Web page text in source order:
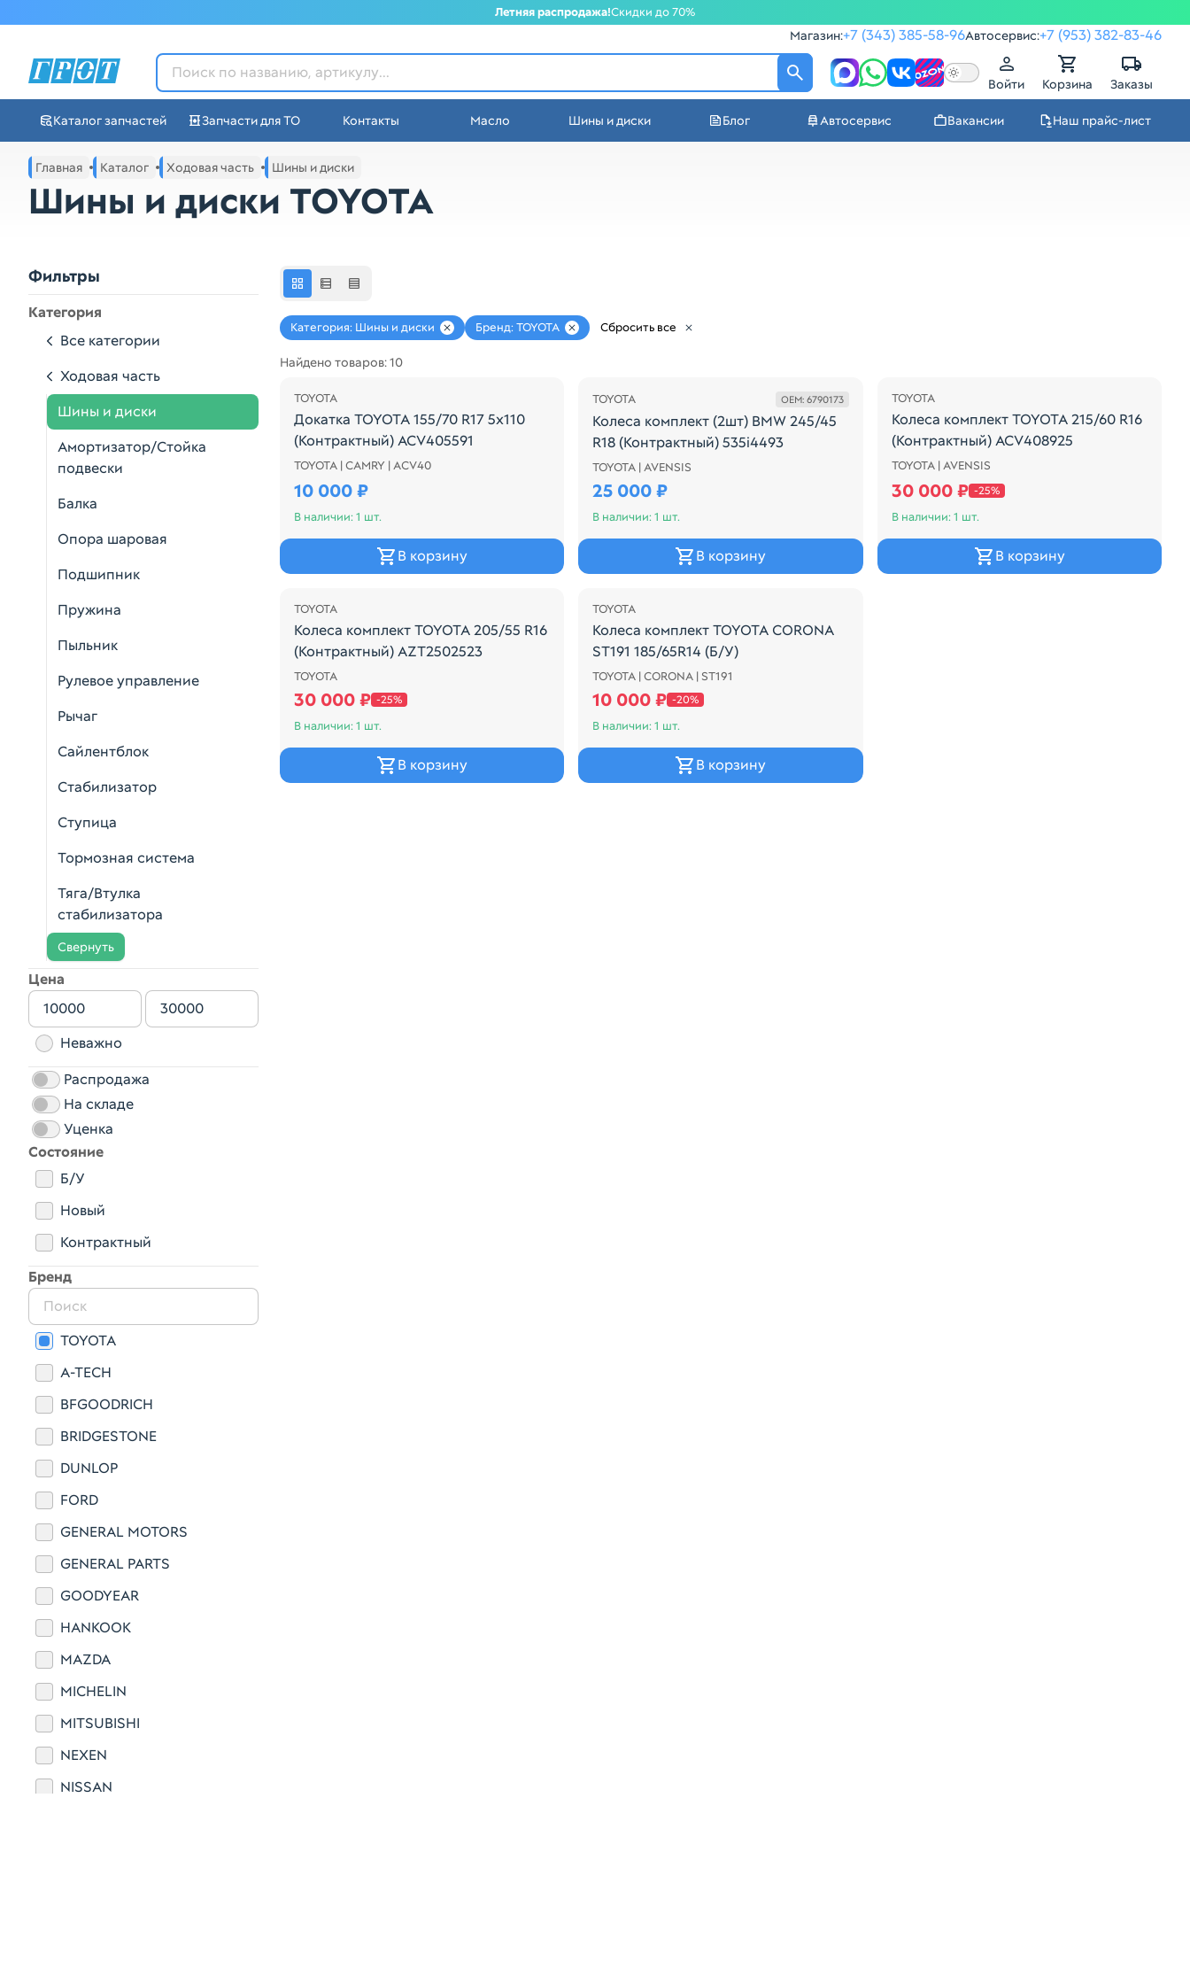
Летняя распродажа!Скидки до 70%
Магазин:+7 (343) 385-58-96Автосервис:+7 (953) 382-83-46
ГРОТ - Автозапчасти в Екатеринбурге
Войти Корзина Заказы
Каталог запчастей Запчасти для ТО Контакты Масло Шины и диски Блог Автосервис Вакансии Наш прайс-лист
Основное меню навигации интернет-магазина автозапчастей в Екатеринбурге
Главная Каталог Ходовая часть Шины и диски
Шины и диски TOYOTA
Фильтры
Категория
Все категории
Ходовая часть
Шины и диски
Амортизатор/Стойка
подвески
Балка
Опора шаровая
Подшипник
Пружина
Пыльник
Рулевое управление
Рычаг
Сайлентблок
Стабилизатор
Ступица
Тормозная система
Тяга/Втулка
стабилизатора
Свернуть
Цена
Неважно
Распродажа
На складе
Уценка
Состояние
Б/У
Новый
Контрактный
Бренд
TOYOTA
A-TECH
BFGOODRICH
BRIDGESTONE
DUNLOP
FORD
GENERAL MOTORS
GENERAL PARTS
GOODYEAR
HANKOOK
MAZDA
MICHELIN
MITSUBISHI
NEXEN
NISSAN
Категория: Шины и диски Бренд: TOYOTA Сбросить все
Найдено товаров: 10
TOYOTA
Докатка TOYOTA 155/70 R17 5x110
(Контрактный) ACV405591
КОЛЕСО ЗАПАСНОЕ В СБОРЕ DUNLOP (INDONESIA)
TOYOTA | CAMRY | ACV40
10 000 ₽
В наличии: 1 шт.
В корзину
TOYOTA OEM: 6790173
Колеса комплект (2шт) BMW 245/45
R18 (Контрактный) 535i4493
КОМПЛЕКТ КОЛЕС 2ШТ С РЕЗИНОЙ PIRELLI
TOYOTA | AVENSIS
25 000 ₽
В наличии: 1 шт.
В корзину
TOYOTA
Колеса комплект TOYOTA 215/60 R16
(Контрактный) ACV408925
КОМПЛЕКТ КОЛЕС С РЕЗИНОЙ
TOYOTA | AVENSIS
30 000 ₽ -25%
В наличии: 1 шт.
В корзину
Распродажа
TOYOTA
Колеса комплект TOYOTA 205/55 R16
(Контрактный) AZT2502523
КОМПЛЕКТ КОЛЕС С РЕЗИНОЙ KUMHO (KOREA)
TOYOTA
30 000 ₽ -25%
В наличии: 1 шт.
В корзину
Распродажа
TOYOTA
Колеса комплект TOYOTA CORONA
ST191 185/65R14 (Б/У)
Колеса комплект TOYOTA CORONA ST191 185/65R14 (Б/У)
TOYOTA | CORONA | ST191
10 000 ₽ -20%
В наличии: 1 шт.
В корзину